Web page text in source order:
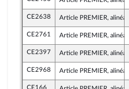
CE2638 Article PREMIER, alinéa 6
CE2761 Article PREMIER, alinéa 6
CE2397 Article PREMIER, alinéa 6
CE2968 Article PREMIER, alinéa 6
CE166